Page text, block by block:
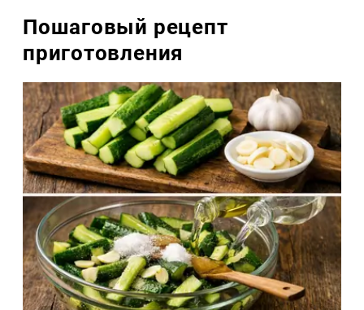
Пошаговый рецепт
приготовления